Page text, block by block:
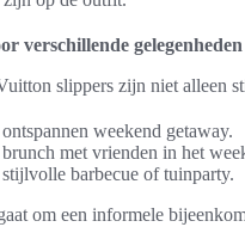
verschillende gelegenheden
slippers zijn niet alleen
weekend getaway.
met vrienden in het
barbecue of tuinparty.
om een informele